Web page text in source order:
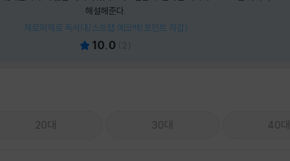
해설해준다.
제로퍼제로 독서대/스트랩 에코백(포인트 차감)
10.0 ( 2)
20대 30대 40대